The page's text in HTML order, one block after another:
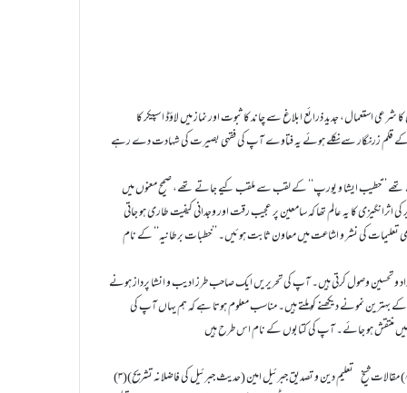
جدید ذرائع ابلاغ سے چاند کا ثبوت اور نماز میں لاؤڈ اسپیکر کا
آپ کے قلم زرنگار سے نکلے ہوئے یہ فتاوے آپ کی فقہی بصیرت کی شہادت دے رہے
’’خطیب ایشا و یورپ‘‘ کے لقب سے ملقب کیے جاتے تھے، صحیح معنوں میں
کا یہ عالم تھا کہ سامعین پر عجیب رقت اور وجدانی کیفیت طاری ہو جاتی
تعلیمات کی نشر و اشاعت میں معاون ثابت ہوئیں۔ ’’خطبات برطانیہ‘‘ کے نام
و تحسین وصول کرتی ہیں۔ آپ کی تحریریں ایک صاحب طرز ادیب و انشا پرداز ہونے
بہترین نمونے دیکھنے کو ملتے ہیں۔ مناسب معلوم ہوتا ہے کہ ہم یہاں آپ کی
(۳)تعلیم دین و تصدیق جبرئیل امین (حدیث جبرئیل کی فاضلانہ تشریح) (۴) انما الاعمال بالنیات (۵) الاربعین الاشرفی(۶) محبت رسول روح ایمان (۷) دین اور اقامت دین(۸) مقالات شیخ